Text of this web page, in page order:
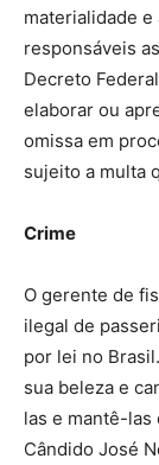
materialidade e
responsáveis
Decreto
elaborar ou
omissa em
sujeito a multa
Crime
O gerente de
ilegal de
por lei no
sua beleza e
las e mantê-las
Cândido José